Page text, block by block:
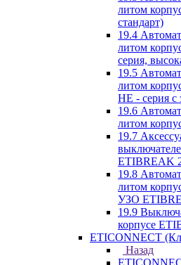
литом
стандарт)
19.4
литом
серия,
19.5
литом
HE - серия
19.6
литом
19.7
ETIBREAK
19.8
литом
УЗО
19.9
корпусе
ETICONNECT
Назад